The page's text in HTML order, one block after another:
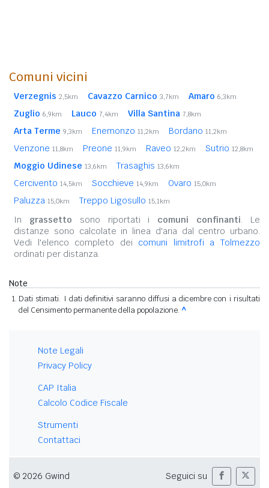
Comuni vicini
Verzegnis 2,5km Cavazzo Carnico 3,7km Amaro 6,3km
Zuglio 6,9km Lauco 7,4km Villa Santina 7,8km
Arta Terme 9,3km Enemonzo 11,2km Bordano 11,2km
Venzone 11,8km Preone 11,9km Raveo 12,2km Sutrio 12,8km
Moggio Udinese 13,6km Trasaghis 13,6km
Cercivento 14,5km Socchieve 14,9km Ovaro 15,0km
Paluzza 15,0km Treppo Ligosullo 15,1km
In grassetto sono riportati i comuni confinanti. Le
distanze sono calcolate in linea d'aria dal centro urbano.
Vedi l'elenco completo dei comuni limitrofi a Tolmezzo
ordinati per distanza.
Note
Dati stimati. I dati definitivi saranno diffusi a dicembre con i risultati
del Censimento permanente della popolazione. ^
Note Legali
Privacy Policy
CAP Italia
Calcolo Codice Fiscale
Strumenti
Contattaci
© 2026 Gwind Seguici su